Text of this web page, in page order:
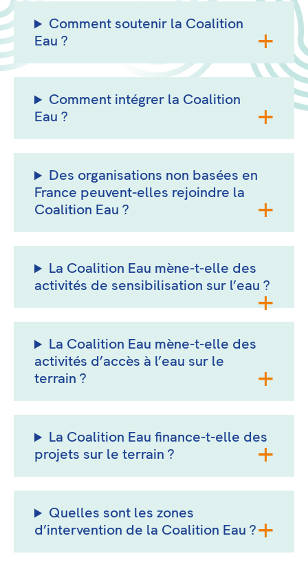
Comment soutenir la Coalition
Eau ?
Comment intégrer la Coalition
Eau ?
Des organisations non basées en
France peuvent-elles rejoindre la
Coalition Eau ?
La Coalition Eau mène-t-elle des
activités de sensibilisation sur l’eau ?
La Coalition Eau mène-t-elle des
activités d’accès à l’eau sur le
terrain ?
La Coalition Eau finance-t-elle des
projets sur le terrain ?
Quelles sont les zones
d’intervention de la Coalition Eau ?